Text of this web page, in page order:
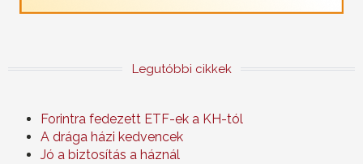
Legutóbbi cikkek
Forintra fedezett ETF-ek a KH-tól
A drága házi kedvencek
Jó a biztosítás a háznál